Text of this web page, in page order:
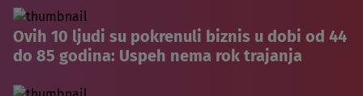
Ovih 10 ljudi su pokrenuli biznis u dobi od 44
do 85 godina: Uspeh nema rok trajanja